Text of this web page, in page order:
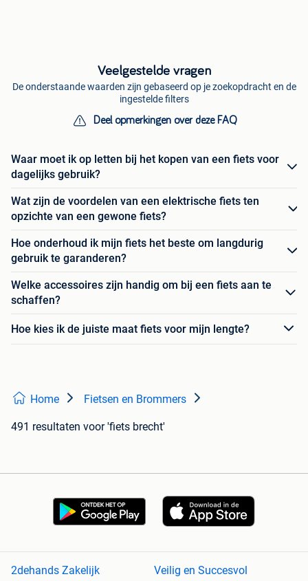
Veelgestelde vragen
De onderstaande waarden zijn gebaseerd op je zoekopdracht en de
ingestelde filters
Deel opmerkingen over deze FAQ
Waar moet ik op letten bij het kopen van een fiets voor
dagelijks gebruik?
Wat zijn de voordelen van een elektrische fiets ten
opzichte van een gewone fiets?
Hoe onderhoud ik mijn fiets het beste om langdurig
gebruik te garanderen?
Welke accessoires zijn handig om bij een fiets aan te
schaffen?
Hoe kies ik de juiste maat fiets voor mijn lengte?
Home Fietsen en Brommers
491 resultaten voor 'fiets brecht'
2dehands Zakelijk Veilig en Succesvol